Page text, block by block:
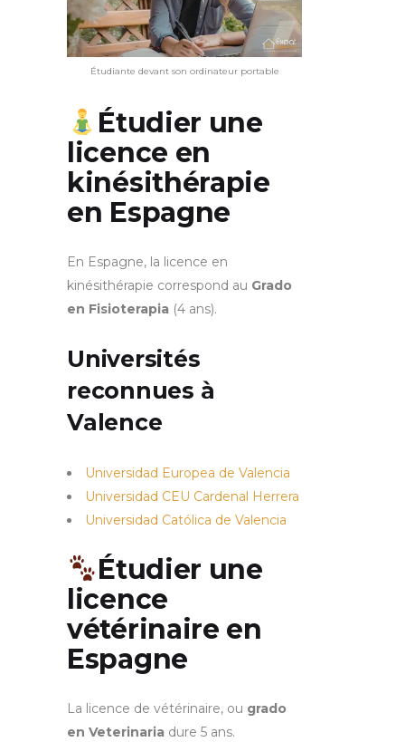
Étudiante devant son ordinateur portable
Étudier une
licence en
kinésithérapie
en Espagne
En Espagne, la licence en
kinésithérapie correspond au Grado
en Fisioterapia (4 ans).
Universités
reconnues à
Valence
Universidad Europea de Valencia
Universidad CEU Cardenal Herrera
Universidad Católica de Valencia
Étudier une
licence
vétérinaire en
Espagne
La licence de vétérinaire, ou grado
en Veterinaria dure 5 ans.